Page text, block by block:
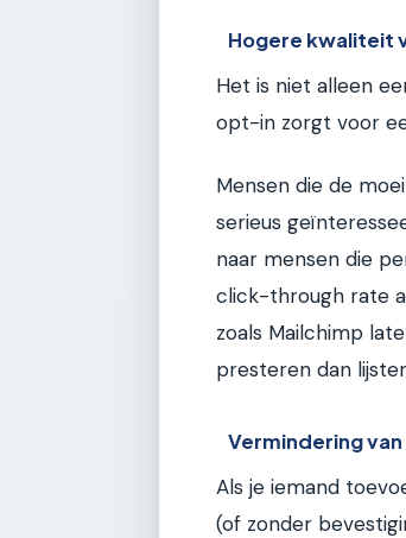
Hogere kwaliteit
Het is niet alleen
opt-in zorgt voor
Mensen die de
serieus
naar mensen die
click-through rate
zoals Mailchimp
presteren dan
Vermindering
Als je iemand
(of zonder